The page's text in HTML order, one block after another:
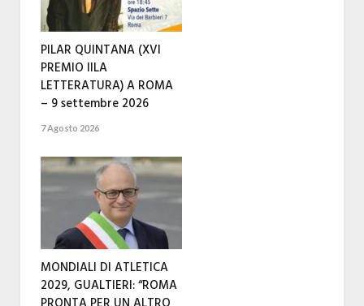
PILAR QUINTANA (XVI
PREMIO IILA
LETTERATURA) A ROMA
– 9 settembre 2026
7 Agosto 2026
MONDIALI DI ATLETICA
2029, GUALTIERI: “ROMA